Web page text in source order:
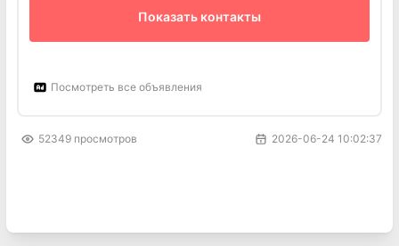
Показать контакты
Посмотреть все объявления
52349 просмотров 2026-06-24 10:02:37